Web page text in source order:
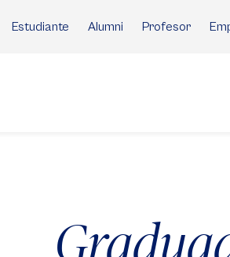
Estudiante Alumni Profesor